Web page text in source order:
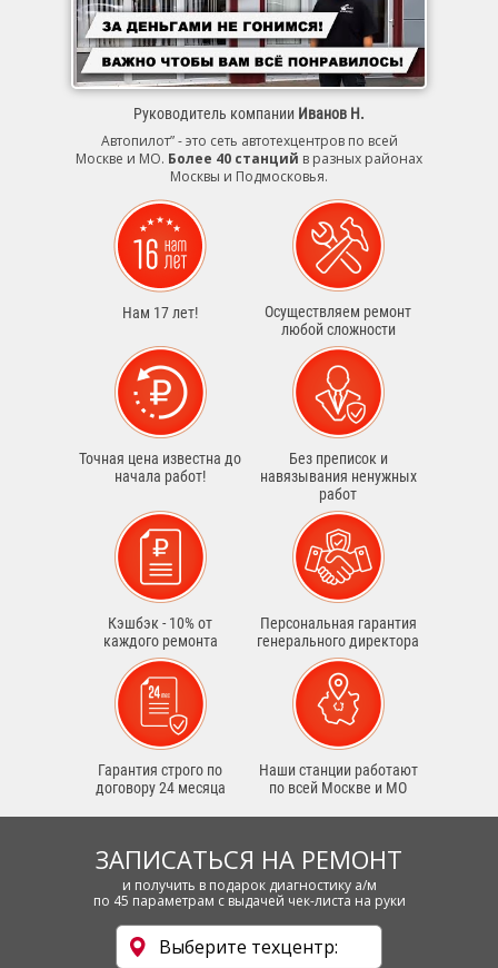
Руководитель компании Иванов Н.
Автопилот” - это сеть автотехцентров по всей
Москве и МО. Более 40 станций в разных районах
Москвы и Подмосковья.
Нам 17 лет!
Осуществляем ремонт
любой сложности
Точная цена известна до
начала работ!
Без преписок и
навязывания ненужных
работ
Кэшбэк - 10% от
каждого ремонта
Персональная гарантия
генерального директора
Гарантия строго по
договору 24 месяца
Наши станции работают
по всей Москве и МО
ЗАПИСАТЬСЯ НА РЕМОНТ
и получить в подарок диагностику а/м
по 45 параметрам с выдачей чек-листа на руки